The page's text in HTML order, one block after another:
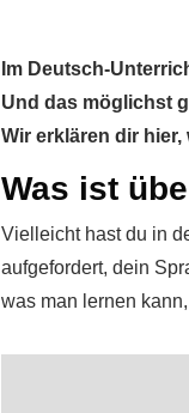
Im Deutsch-
Und das möglichst
Wir erklären dir
Was ist
Vielleicht hast du in
aufgefordert, dein
was man lernen